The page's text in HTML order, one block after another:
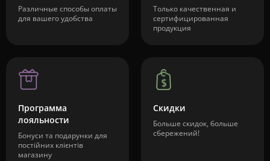
Различные способы оплаты
для вашего удобства
Только качественная и
сертифицированная
продукция
Программа
лояльности
Бонуси та подарунки для
постійних клієнтів
магазину
Скидки
Больше скидок, больше
сбережений!